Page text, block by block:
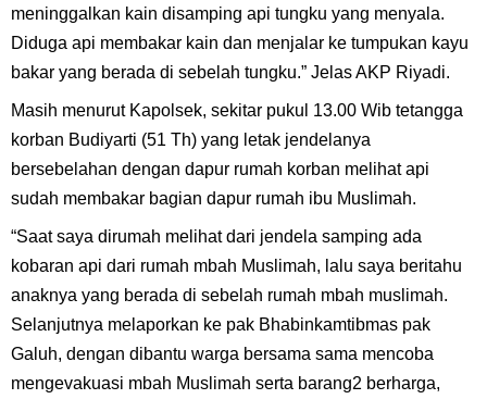
meninggalkan kain disamping api tungku yang menyala.
Diduga api membakar kain dan menjalar ke tumpukan kayu
bakar yang berada di sebelah tungku.” Jelas AKP Riyadi.
Masih menurut Kapolsek, sekitar pukul 13.00 Wib tetangga
korban Budiyarti (51 Th) yang letak jendelanya
bersebelahan dengan dapur rumah korban melihat api
sudah membakar bagian dapur rumah ibu Muslimah.
“Saat saya dirumah melihat dari jendela samping ada
kobaran api dari rumah mbah Muslimah, lalu saya beritahu
anaknya yang berada di sebelah rumah mbah muslimah.
Selanjutnya melaporkan ke pak Bhabinkamtibmas pak
Galuh, dengan dibantu warga bersama sama mencoba
mengevakuasi mbah Muslimah serta barang2 berharga,